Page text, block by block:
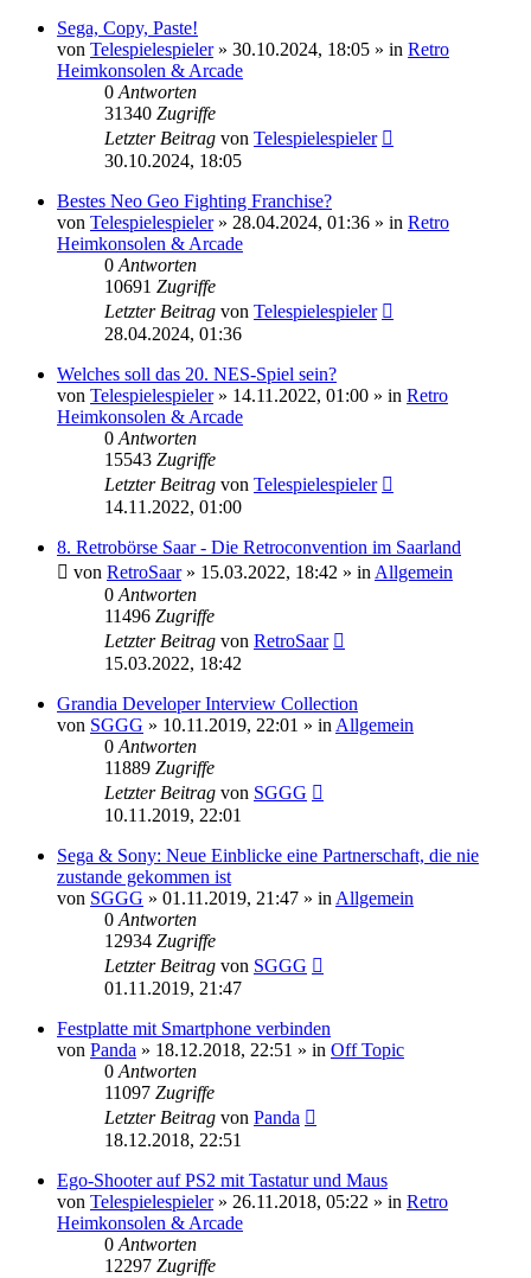
Sega, Copy, Paste!
von Telespielespieler» 30.10.2024, 18:05 » in Retro
Heimkonsolen & Arcade
0Antworten
31340 Zugriffe
Letzter Beitrag von Telespielespieler
30.10.2024, 18:05
Bestes Neo Geo Fighting Franchise?
von Telespielespieler» 28.04.2024, 01:36 » in Retro
Heimkonsolen & Arcade
0Antworten
10691 Zugriffe
Letzter Beitrag von Telespielespieler
28.04.2024, 01:36
Welches soll das 20. NES-Spiel sein?
von Telespielespieler» 14.11.2022, 01:00 » in Retro
Heimkonsolen & Arcade
0Antworten
15543 Zugriffe
Letzter Beitrag von Telespielespieler
14.11.2022, 01:00
8. Retrobörse Saar - Die Retroconvention im Saarland
von RetroSaar» 15.03.2022, 18:42 » inAllgemein
0Antworten
11496 Zugriffe
Letzter Beitrag von RetroSaar
15.03.2022, 18:42
Grandia Developer Interview Collection
von SGGG » 10.11.2019, 22:01 » inAllgemein
0Antworten
11889 Zugriffe
Letzter Beitrag von SGGG
10.11.2019, 22:01
Sega & Sony: Neue Einblicke eine Partnerschaft, die nie
zustande gekommen ist
von SGGG » 01.11.2019, 21:47 » inAllgemein
0Antworten
12934 Zugriffe
Letzter Beitrag von SGGG
01.11.2019, 21:47
Festplatte mit Smartphone verbinden
von Panda » 18.12.2018, 22:51 » in Off Topic
0Antworten
11097 Zugriffe
Letzter Beitrag von Panda
18.12.2018, 22:51
Ego-Shooter auf PS2 mit Tastatur und Maus
von Telespielespieler» 26.11.2018, 05:22 » in Retro
Heimkonsolen & Arcade
0Antworten
12297 Zugriffe